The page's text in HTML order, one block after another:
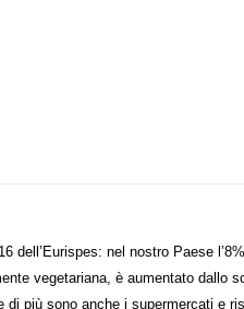
dell’Eurispes: nel nostro Paese
vegetariana, è aumentato dallo
di più sono anche i supermercati e